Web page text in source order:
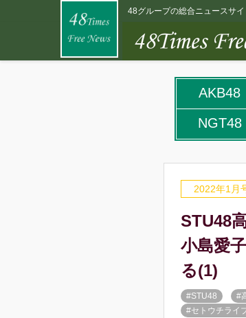
48グループの総合ニュースサ
AKB48
NGT48
2022年1月
STU48
小島愛
る(1)
#STU48 #
#セトウチライ